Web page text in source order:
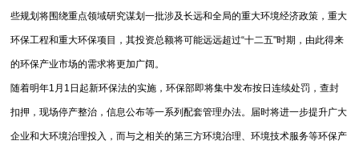
些规划将围绕重点领域研究谋划一批涉及长远和全局的重大环境经济政策，重大
环保工程和重大环保项目，其投资总额将可能远远超过“十二五"时期，由此得来
的环保产业市场的需求将更加广阔。
随着明年1月1日起新环保法的实施，环保部即将集中发布按日连续处罚，查封
扣押，现场停产整治，信息公布等一系列配套管理办法。届时将进一步提升广大
企业和大环境治理投入，而与之相关的第三方环境治理、环境技术服务等环保产